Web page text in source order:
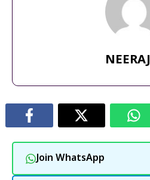
NEERAJ
Join WhatsApp